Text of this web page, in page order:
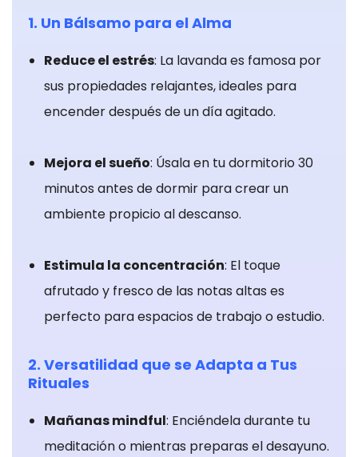
1. Un Bálsamo para el Alma
Reduce el estrés: La lavanda es famosa por
sus propiedades relajantes, ideales para
encender después de un día agitado.
Mejora el sueño: Úsala en tu dormitorio 30
minutos antes de dormir para crear un
ambiente propicio al descanso.
Estimula la concentración: El toque
afrutado y fresco de las notas altas es
perfecto para espacios de trabajo o estudio.
2. Versatilidad que se Adapta a Tus
Rituales
Mañanas mindful: Enciéndela durante tu
meditación o mientras preparas el desayuno.
marketing
Estas cookies
pueden ser
establecidas
nuestro sitio
por nuestras
de
como Google
Analytics o
Manager.
empresas
crear un perfil
de sus